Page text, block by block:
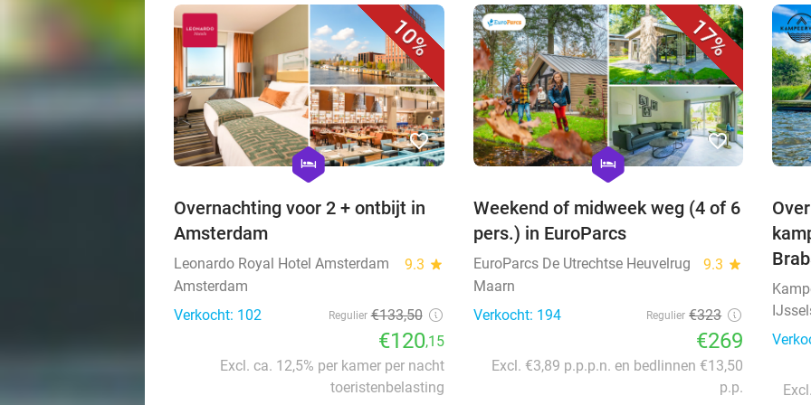
10%
favorite_border
hexagon
hotel
Overnachting voor 2 + ontbijt in
Amsterdam
Leonardo Royal Hotel Amsterdam 9.3 star
Amsterdam
Verkocht: 102
Regulier €133,50
€120,15
Excl. ca. 12,5% per kamer per nacht
toeristenbelasting
17%
favorite_border
hexagon
hotel
Weekend of midweek weg (4 of 6
pers.) in EuroParcs
EuroParcs De Utrechtse Heuvelrug 9.3 star
Maarn
Verkocht: 194
Regulier €323
€269
Excl. €3,89 p.p.p.n. en bedlinnen €13,50
p.p.